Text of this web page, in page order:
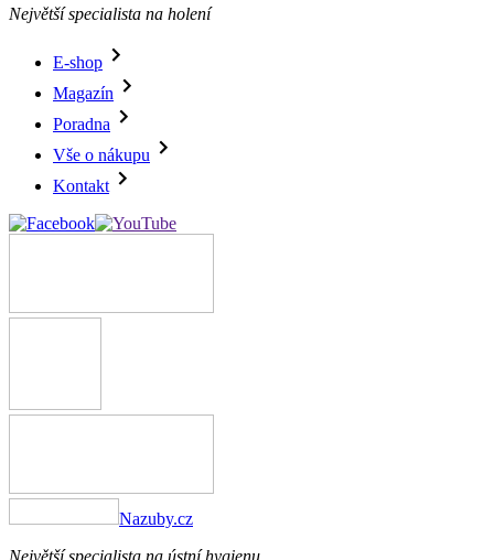
Největší specialista na holení
E-shop
Magazín
Poradna
Vše o nákupu
Kontakt
Nazuby.cz
Největší specialista na ústní hygienu